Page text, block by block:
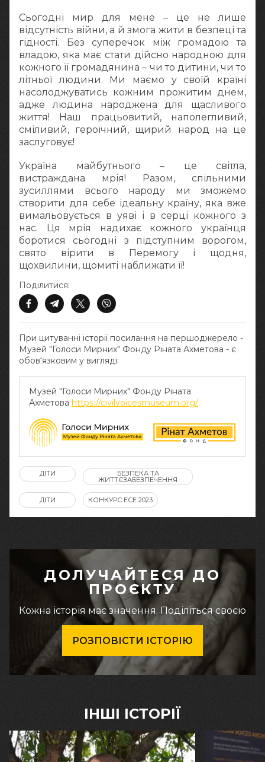
Сьогодні мир для мене – це не лише
відсутність війни, а й змога жити в безпеці та
гідності. Без суперечок між громадою та
владою, яка має стати дійсно народною для
кожного її громадянина – чи то дитини, чи то
літньої людини. Ми маємо у своїй країні
насолоджуватись кожним прожитим днем,
адже людина народжена для щасливого
життя! Наш працьовитий, наполегливий,
сміливий, героїчний, щирий народ на це
заслуговує!
Україна майбутнього – це світла,
вистраждана мрія! Разом, спільними
зусиллями всього народу ми зможемо
створити для себе ідеальну країну, яка вже
вимальовується в уяві і в серці кожного з
нас. Ця мрія надихає кожного українця
боротися сьогодні з підступним ворогом,
свято вірити в Перемогу і щодня,
щохвилини, щомиті наближати її!
При цитуванні історії посилання на першоджерело -
Музей "Голоси Мирних" Фонду Ріната Ахметова - є
обов‘язковим у вигляді:
Музей "Голоси Мирних" Фонду Ріната
Ахметова https://civilvoicesmuseum.org/
Поділитися:
ДІТИ БЕЗПЕКА ТА
ЖИТТЄЗАБЕЗПЕЧЕННЯ
ДІТИ КОНКУРС ЕСЕ 2023
ДОЛУЧАЙТЕСЯ ДО
ПРОЄКТУ
Кожна історія має значення. Поділіться своєю
РОЗПОВІСТИ ІСТОРІЮ
ІНШІ ІСТОРІЇ